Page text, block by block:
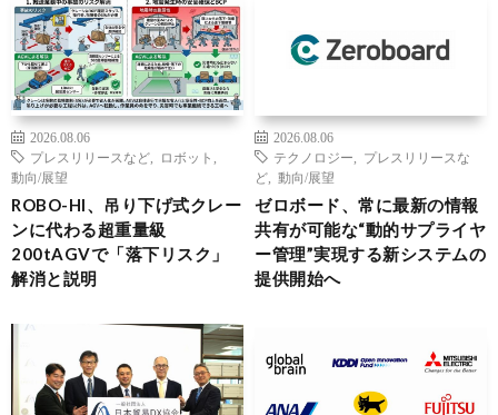
2026.08.06
プレスリリースなど
ロボット
動向/展望
ROBO-HI、吊り下げ式クレー
ンに代わる超重量級
200tAGVで「落下リスク」
解消と説明
2026.08.06
テクノロジー
プレスリリースな
ど
動向/展望
ゼロボード、常に最新の情報
共有が可能な“動的サプライヤ
ー管理”実現する新システムの
提供開始へ